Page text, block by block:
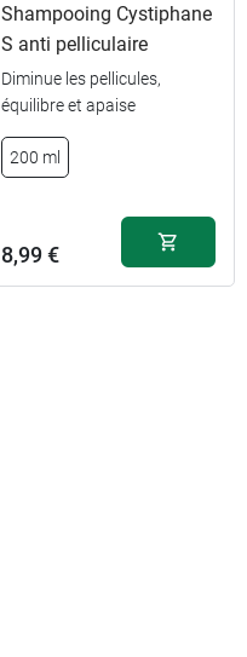
90
comprimés
Shampooing Cystiphane
S anti pelliculaire
Diminue les pellicules,
équilibre et apaise
200 ml
8,99 €